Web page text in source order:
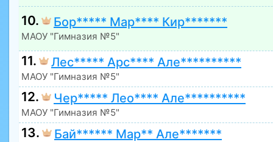
10. Бор***** Мар**** Кир*******
МАОУ "Гимназия №5"
11. Лес***** Арс**** Але**********
МАОУ "Гимназия №5"
12. Чер***** Лео**** Але**********
МАОУ "Гимназия №5"
13. Бай****** Мар** Але*******